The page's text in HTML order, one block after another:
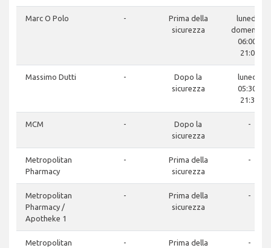
Marc O Polo -
Prima della
sicurezza
lunedì -
domenica:
06:00 -
21:00
Massimo Dutti -
Dopo la
sicurezza
lunedì:
05:30 -
21:30
MCM -
Dopo la
sicurezza
-
Metropolitan
Pharmacy
-
Prima della
sicurezza
-
Metropolitan
Pharmacy /
Apotheke 1
-
Prima della
sicurezza
-
Metropolitan
-
Prima della
-